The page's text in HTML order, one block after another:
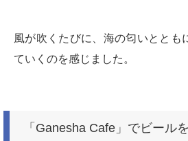
風が吹くたびに、海の匂いととも
ていくのを感じました。
「Ganesha Cafe」でビール